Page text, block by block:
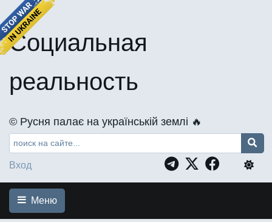
Социальная
реальность
©️ Русня палає на українській землі 🔥
Вход
Меню